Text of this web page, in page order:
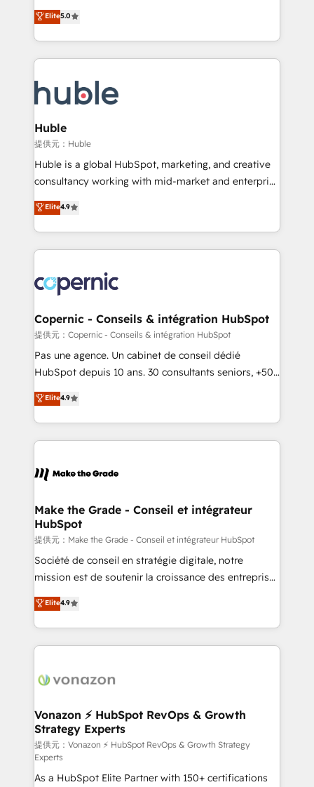
the rare Advanced "Custom Integrations"
Accreditation, securely sync data across... 🔄 any
new HubSpot portal with Advanced Website and
CRM Migrations using our in-house "HubScrub" Tool.
master it. As the creators of the Endless Customers
System™ (the next evolution of They Ask, You
Answer), we’re the only HubSpot partner built
entirely around coaching and training. That means
skills, processes, and internal team you need to
attract the right buyers, close deals faster, and grow
without outside dependencies. You’ll learn how to: •
Set up, audit, and organize your HubSpot portal •
Get your sales team fully using HubSpot • Track
pipeline and revenue across the entire buyer journey
growth • Create content and videos that attract
buyers • Use AI to scale smarter Our coaching-led
lasts. So if you're ready to become the most trusted
voice in your market, let’s talk.
Elite5.0
Huble
提供元：Huble
Huble is a global HubSpot, marketing, and creative
consultancy working with mid-market and enterprise
businesses. We go beyond implementation, shaping
the strategy, processes, and teams that turn
HubSpot into a genuine growth engine. Named
HubSpot's Global Partner of the Year in 2024,
worldwide, and with over 15 years in the ecosystem,
Huble has built a track record that speaks for itself.
One company, one operating model, delivering
across offices and consulting teams in the UK, USA,
Canada, Germany, France, Belgium, Singapore, and
South Africa. Certified compliant with ISO/IEC
international offices and 175+ employees.
Elite4.9
Copernic - Conseils & intégration HubSpot
提供元：Copernic - Conseils & intégration HubSpot
Pas une agence. Un cabinet de conseil dédié
HubSpot depuis 10 ans. 30 consultants seniors, +500
clients, un ROI mesurable. Notre mission : faire de
HubSpot un vrai levier de performance pour votre
organisation. Cela passe par la compréhension de
vos processus, la fiabilisation de vos données et
la plateforme. Nos domaines d'intervention : -
& reprise de données - Stratégie RevOps &
alignement Marketing / Sales - Data, reporting &
tableaux de bord - Onboarding, audit &
optimisation - Intégrations métiers (ERP, téléphonie,
e-commerce) - Formation & accompagnement au
et grandes entreprises en France et à l'international,
dans des secteurs variés : SaaS, immobilier,
Elite4.9
Make the Grade - Conseil et intégrateur
HubSpot
提供元：Make the Grade - Conseil et intégrateur HubSpot
Société de conseil en stratégie digitale, notre
mission est de soutenir la croissance des entreprises
B2B à travers l’acquisition de nouveaux clients,
l'intégration CRM et le développement des revenus
auprès de vos comptes existants. En France et à
l'international, nous travaillons avec des ETI
delà d’une simple transformation digitale et des
➤ L’intégration de CRM et de méthodologie RevOps
pour aligner les équipes marketing, commerciales et
support client (data migration, synchronisation API,
audit et maintenance) ➤ La création de sites internet
de conversion qui transforment les visiteurs en
Elite4.9
Vonazon ⚡ HubSpot RevOps & Growth
Strategy Experts
提供元：Vonazon ⚡ HubSpot RevOps & Growth Strategy
Experts
As a HubSpot Elite Partner with 150+ certifications